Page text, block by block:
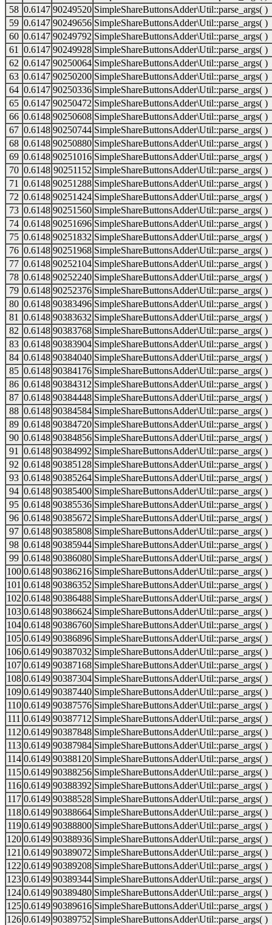
58 0.6147 90249520 SimpleShareButtonsAdder\Util::parse_args( )
59 0.6147 90249656 SimpleShareButtonsAdder\Util::parse_args( )
60 0.6147 90249792 SimpleShareButtonsAdder\Util::parse_args( )
61
0.6147 90249928 SimpleShareButtonsAdder\Util::parse_args( )
62 0.6147 90250064 SimpleShareButtonsAdder\Util::parse_args( )
63 0.6147 90250200 SimpleShareButtonsAdder\Util::parse_args( )
64 0.6147 90250336 SimpleShareButtonsAdder\Util::parse_args( )
65 0.6147 90250472 SimpleShareButtonsAdder\Util::parse_args( )
66 0.6148 90250608 SimpleShareButtonsAdder\Util::parse_args( )
67 0.6148 90250744 SimpleShareButtonsAdder\Util::parse_args( )
68 0.6148 90250880 SimpleShareButtonsAdder\Util::parse_args( )
69 0.6148 90251016 SimpleShareButtonsAdder\Util::parse_args( )
70 0.6148 90251152 SimpleShareButtonsAdder\Util::parse_args( )
71
0.6148 90251288 SimpleShareButtonsAdder\Util::parse_args( )
72 0.6148 90251424 SimpleShareButtonsAdder\Util::parse_args( )
73 0.6148 90251560 SimpleShareButtonsAdder\Util::parse_args( )
74 0.6148 90251696 SimpleShareButtonsAdder\Util::parse_args( )
75 0.6148 90251832 SimpleShareButtonsAdder\Util::parse_args( )
76 0.6148 90251968 SimpleShareButtonsAdder\Util::parse_args( )
77 0.6148 90252104 SimpleShareButtonsAdder\Util::parse_args( )
78 0.6148 90252240 SimpleShareButtonsAdder\Util::parse_args( )
79 0.6148 90252376 SimpleShareButtonsAdder\Util::parse_args( )
80 0.6148 90383496 SimpleShareButtonsAdder\Util::parse_args( )
81
0.6148 90383632 SimpleShareButtonsAdder\Util::parse_args( )
82 0.6148 90383768 SimpleShareButtonsAdder\Util::parse_args( )
83 0.6148 90383904 SimpleShareButtonsAdder\Util::parse_args( )
84 0.6148 90384040 SimpleShareButtonsAdder\Util::parse_args( )
85 0.6148 90384176 SimpleShareButtonsAdder\Util::parse_args( )
86 0.6148 90384312 SimpleShareButtonsAdder\Util::parse_args( )
87 0.6148 90384448 SimpleShareButtonsAdder\Util::parse_args( )
88 0.6148 90384584 SimpleShareButtonsAdder\Util::parse_args( )
89 0.6148 90384720 SimpleShareButtonsAdder\Util::parse_args( )
90 0.6148 90384856 SimpleShareButtonsAdder\Util::parse_args( )
91
0.6148 90384992 SimpleShareButtonsAdder\Util::parse_args( )
92 0.6148 90385128 SimpleShareButtonsAdder\Util::parse_args( )
93 0.6148 90385264 SimpleShareButtonsAdder\Util::parse_args( )
94 0.6148 90385400 SimpleShareButtonsAdder\Util::parse_args( )
95 0.6148 90385536 SimpleShareButtonsAdder\Util::parse_args( )
96 0.6148 90385672 SimpleShareButtonsAdder\Util::parse_args( )
97 0.6148 90385808 SimpleShareButtonsAdder\Util::parse_args( )
98 0.6148 90385944 SimpleShareButtonsAdder\Util::parse_args( )
99 0.6148 90386080 SimpleShareButtonsAdder\Util::parse_args( )
100 0.6148 90386216 SimpleShareButtonsAdder\Util::parse_args( )
101 0.6148 90386352 SimpleShareButtonsAdder\Util::parse_args( )
102 0.6148 90386488 SimpleShareButtonsAdder\Util::parse_args( )
103 0.6148 90386624 SimpleShareButtonsAdder\Util::parse_args( )
104 0.6148 90386760 SimpleShareButtonsAdder\Util::parse_args( )
105 0.6149 90386896 SimpleShareButtonsAdder\Util::parse_args( )
106 0.6149 90387032 SimpleShareButtonsAdder\Util::parse_args( )
107 0.6149 90387168 SimpleShareButtonsAdder\Util::parse_args( )
108 0.6149 90387304 SimpleShareButtonsAdder\Util::parse_args( )
109 0.6149 90387440 SimpleShareButtonsAdder\Util::parse_args( )
110 0.6149 90387576 SimpleShareButtonsAdder\Util::parse_args( )
111 0.6149 90387712 SimpleShareButtonsAdder\Util::parse_args( )
112 0.6149 90387848 SimpleShareButtonsAdder\Util::parse_args( )
113 0.6149 90387984 SimpleShareButtonsAdder\Util::parse_args( )
114 0.6149 90388120 SimpleShareButtonsAdder\Util::parse_args( )
115 0.6149 90388256 SimpleShareButtonsAdder\Util::parse_args( )
116 0.6149 90388392 SimpleShareButtonsAdder\Util::parse_args( )
117 0.6149 90388528 SimpleShareButtonsAdder\Util::parse_args( )
118 0.6149 90388664 SimpleShareButtonsAdder\Util::parse_args( )
119 0.6149 90388800 SimpleShareButtonsAdder\Util::parse_args( )
120 0.6149 90388936 SimpleShareButtonsAdder\Util::parse_args( )
121 0.6149 90389072 SimpleShareButtonsAdder\Util::parse_args( )
122 0.6149 90389208 SimpleShareButtonsAdder\Util::parse_args( )
123 0.6149 90389344 SimpleShareButtonsAdder\Util::parse_args( )
124 0.6149 90389480 SimpleShareButtonsAdder\Util::parse_args( )
125 0.6149 90389616 SimpleShareButtonsAdder\Util::parse_args( )
126 0.6149 90389752 SimpleShareButtonsAdder\Util::parse_args( )